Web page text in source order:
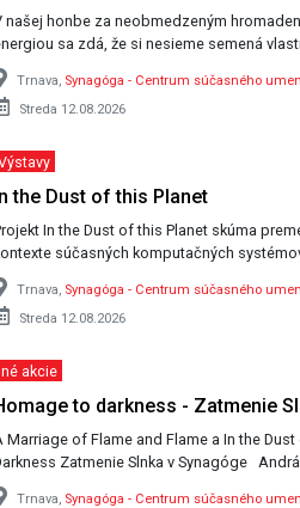
našej honbe za neobmedzeným
sa zdá, že si nesieme semená
Trnava, Synagóga - Centrum súčasného
Streda 12.08.2026
the Dust of this Planet
In the Dust of this Planet skúma
súčasných komputačných
Trnava, Synagóga - Centrum súčasného
Streda 12.08.2026
akcie
to darkness - Zatmenie
Marriage of Flame and Flame a In the
Darkness
Trnava, Synagóga - Centrum súčasného